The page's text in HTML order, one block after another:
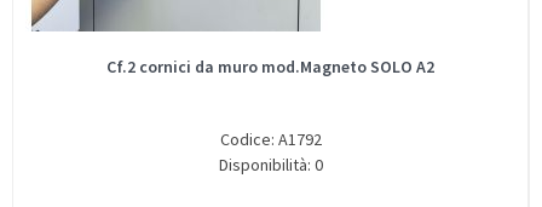
Cf.2 cornici da muro mod.Magneto SOLO A2
Codice: A1792
Disponibilità: 0